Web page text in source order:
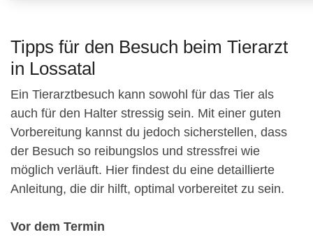
Tipps für den Besuch beim Tierarzt
in Lossatal
Ein Tierarztbesuch kann sowohl für das Tier als
auch für den Halter stressig sein. Mit einer guten
Vorbereitung kannst du jedoch sicherstellen, dass
der Besuch so reibungslos und stressfrei wie
möglich verläuft. Hier findest du eine detaillierte
Anleitung, die dir hilft, optimal vorbereitet zu sein.
Vor dem Termin